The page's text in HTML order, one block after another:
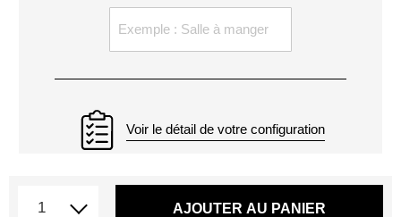
Voir le détail de votre configuration
AJOUTER AU PANIER